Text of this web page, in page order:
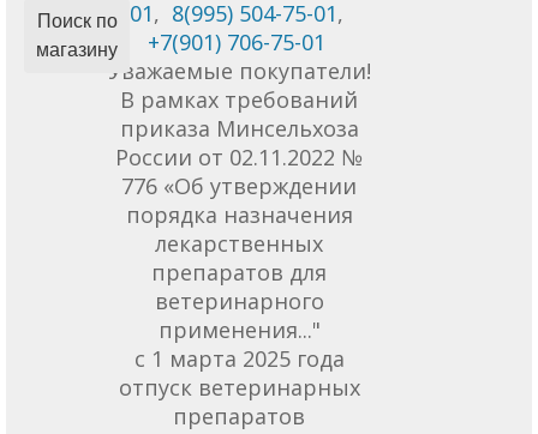
Поиск по
магазину
01, 8(995) 504-75-01,
+7(901) 706-75-01
Уважаемые покупатели!
В рамках требований
приказа Минсельхоза
России от 02.11.2022 №
776 «Об утверждении
порядка назначения
лекарственных
препаратов для
ветеринарного
применения..."
с 1 марта 2025 года
отпуск ветеринарных
препаратов